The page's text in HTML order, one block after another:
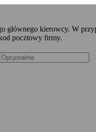
głównego kierowcy. W
pocztowy firmy.